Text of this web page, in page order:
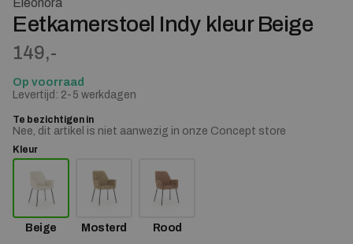
Eetkamerstoel Indy kleur Beige
149,-
Op voorraad
Levertijd: 2-5 werkdagen
Te bezichtigen in
Nee, dit artikel is niet aanwezig in onze Concept store
Kleur
Beige Mosterd Rood